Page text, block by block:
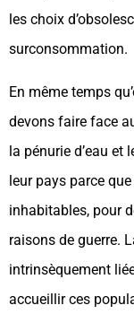
les choix
surconsommation.
En même temps
devons faire face
la pénurie d’eau
leur pays parce
inhabitables, pour
raisons de guerre.
intrinsèquement
accueillir ces